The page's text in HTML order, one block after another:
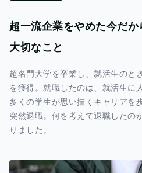
超一流企業をやめた今だ
大切なこと
超名門大学を卒業し、就活生のと
を獲得。就職したのは、就活生に
多くの学生が思い描くキャリアを
突然退職。何を考えて退職したの
りました。